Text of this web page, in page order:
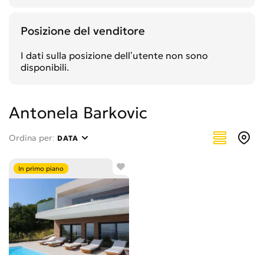
Posizione del venditore
I dati sulla posizione dell’utente non sono
disponibili.
Antonela Barkovic
Ordina per: DATA
In primo piano